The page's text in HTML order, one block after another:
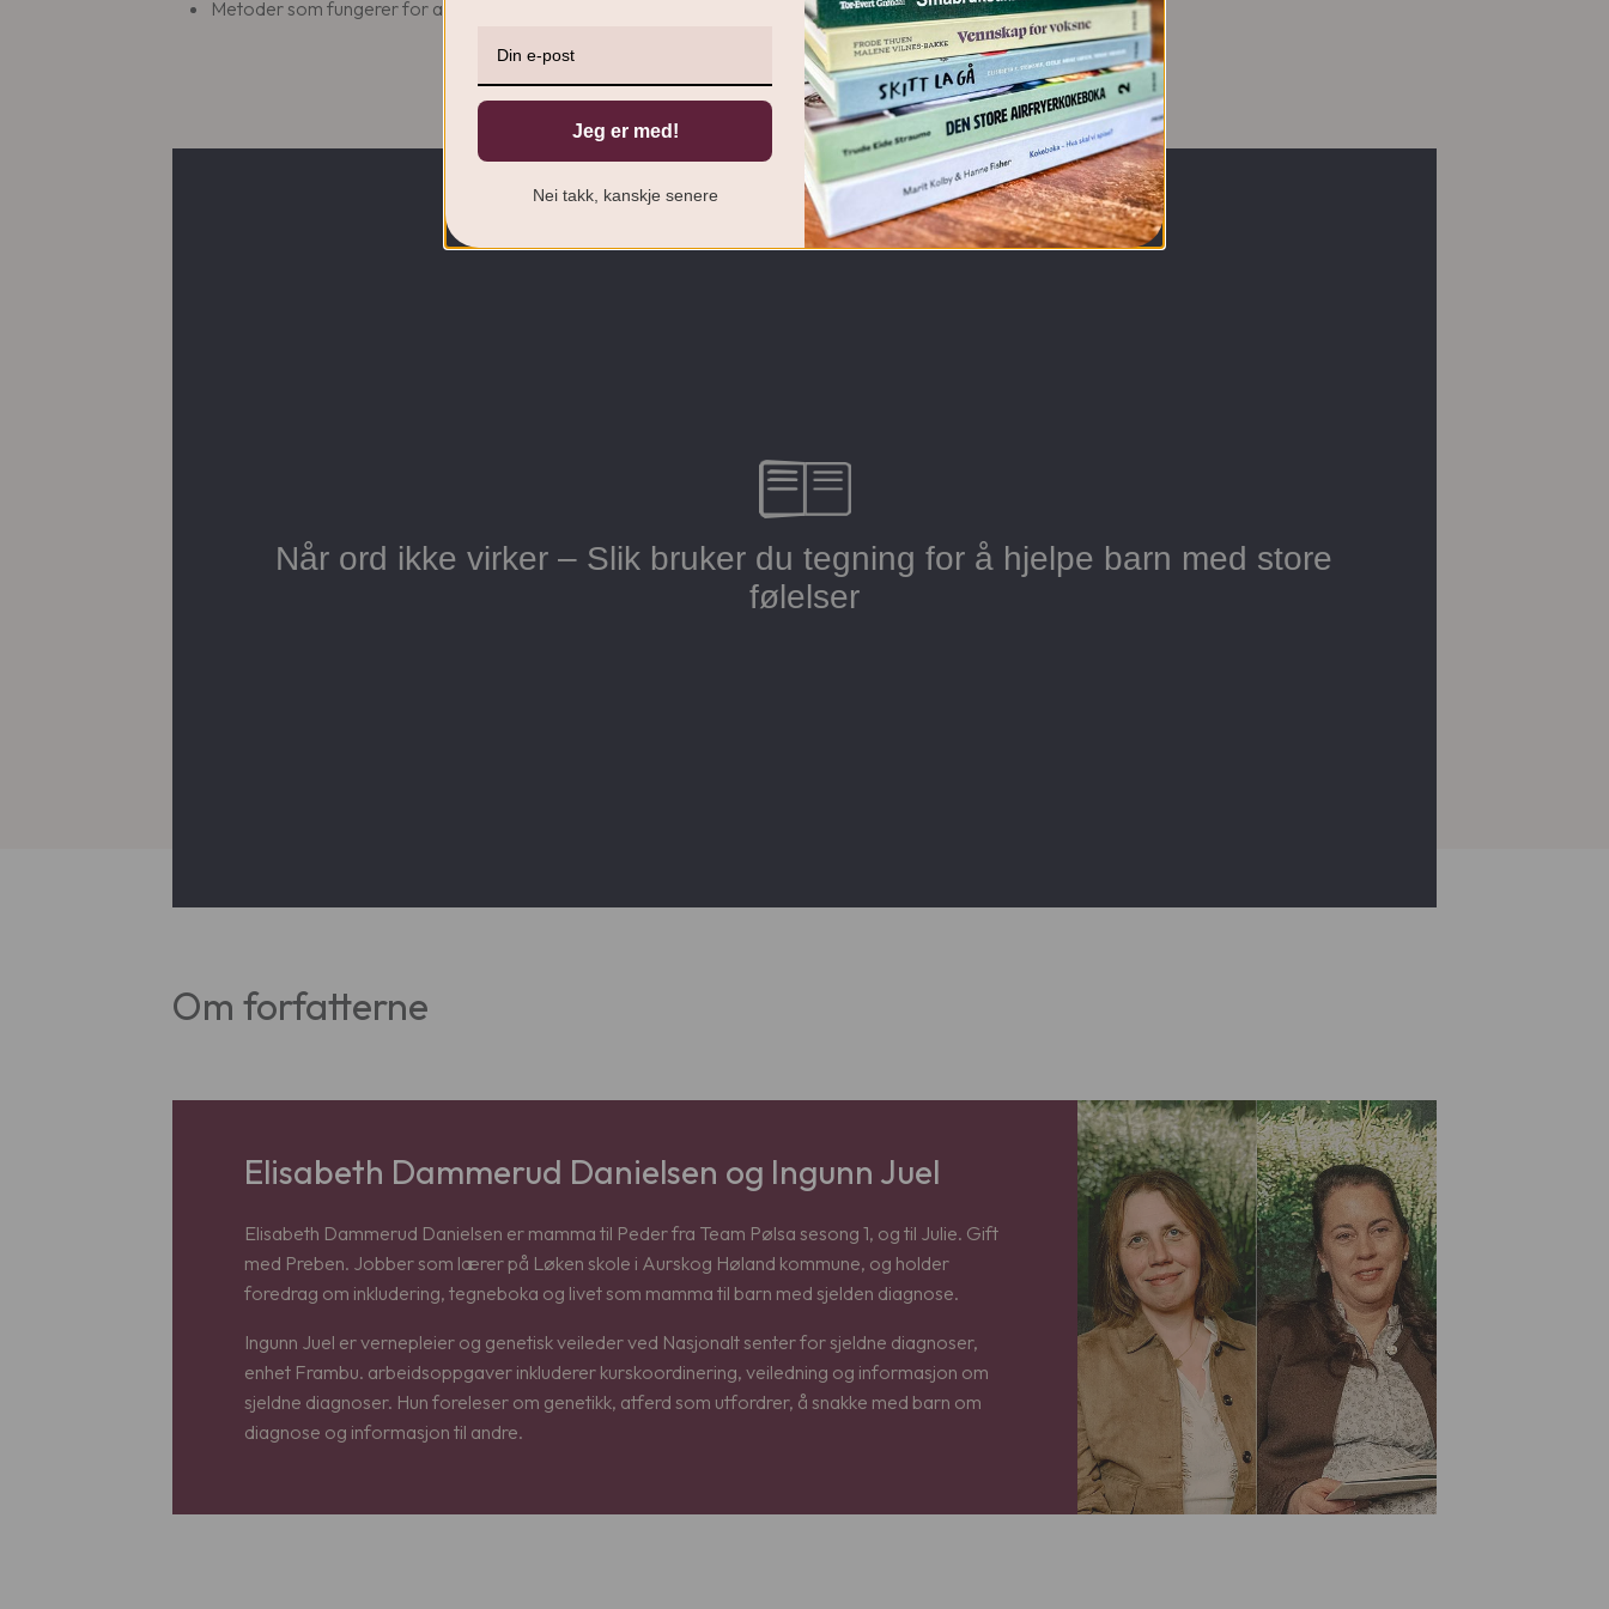
Metoder som fungerer for alle barn – uansett alder og utfordringer.
Om forfatterne
Elisabeth Dammerud Danielsen og Ingunn Juel
Elisabeth Dammerud Danielsen er mamma til Peder fra Team Pølsa sesong 1, og til Julie. Gift
med Preben. Jobber som lærer på Løken skole i Aurskog Høland kommune, og holder
foredrag om inkludering, tegneboka og livet som mamma til barn med sjelden diagnose.
Ingunn Juel er vernepleier og genetisk veileder ved Nasjonalt senter for sjeldne diagnoser,
enhet Frambu. arbeidsoppgaver inkluderer kurskoordinering, veiledning og informasjon om
sjeldne diagnoser. Hun foreleser om genetikk, atferd som utfordrer, å snakke med barn om
diagnose og informasjon til andre.
Jeg er med!
Nei takk, kanskje senere